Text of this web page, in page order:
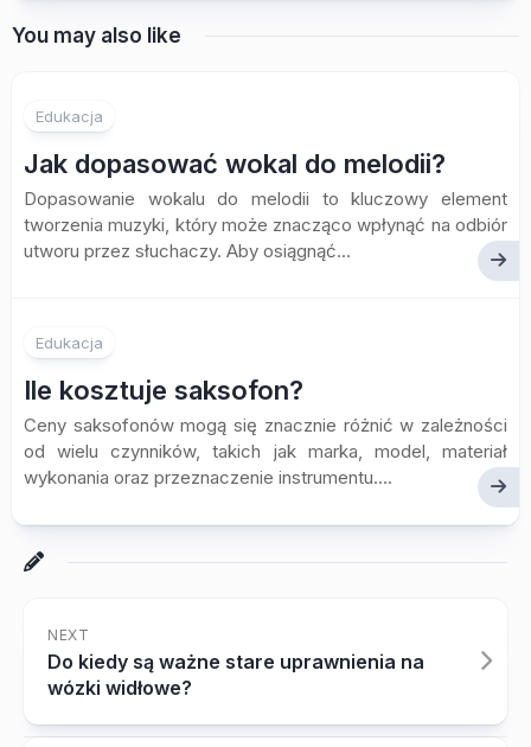
You may also like
Edukacja
Jak dopasować wokal do melodii?
Dopasowanie wokalu do melodii to kluczowy element
tworzenia muzyki, który może znacząco wpłynąć na odbiór
utworu przez słuchaczy. Aby osiągnąć...
Edukacja
Ile kosztuje saksofon?
Ceny saksofonów mogą się znacznie różnić w zależności
od wielu czynników, takich jak marka, model, materiał
wykonania oraz przeznaczenie instrumentu....
NEXT
Do kiedy są ważne stare uprawnienia na
wózki widłowe?